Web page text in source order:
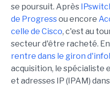
se poursuit. Après
de Progressou encore
celle de Cisco, c'est au
secteur d'être racheté.
rentre dans le giron
acquisition, le spécialiste
et adresses IP (IPAM)